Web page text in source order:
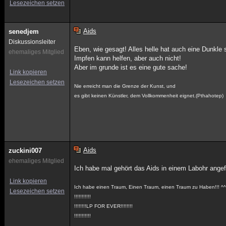
Lesezeichen setzen
senedjem
Diskussionsleiter
ehemaliges Mitglied
Link kopieren
Lesezeichen setzen
Aids
Eben, wie gesagt! Alles helle hat auch eine Dunkle
Impfen kann helfen, aber auch nicht!
Aber im grunde ist es eine gute sache!
Nie erreicht man die Grenze der Kunst, und
es gibt keinen Künstler, dem Vollkommenheit eignet.(Pthahotep)
zuckini007
ehemaliges Mitglied
Link kopieren
Lesezeichen setzen
Aids
Ich habe mal gehört das Aids in einem Labohr
Ich habe einen Traum, Einen Traum, einen Traum zu Haben!!! ^^
!!!!!!!!!!!
!!!!!!!!LP FOR EVER!!!!!!!!
!!!!!!!!!!!